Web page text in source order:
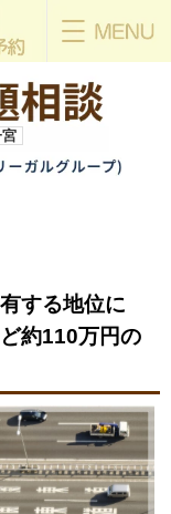
する地位に
約110万円の